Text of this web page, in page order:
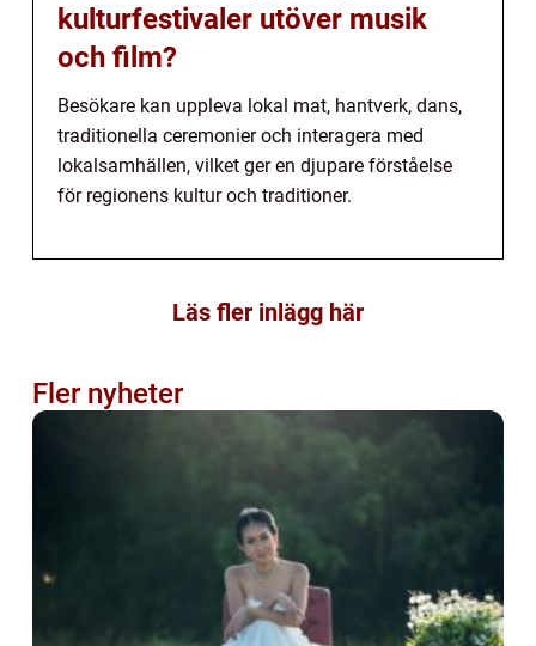
kulturfestivaler utöver musik
och film?
Besökare kan uppleva lokal mat, hantverk, dans,
traditionella ceremonier och interagera med
lokalsamhällen, vilket ger en djupare förståelse
för regionens kultur och traditioner.
Läs fler inlägg här
Fler nyheter